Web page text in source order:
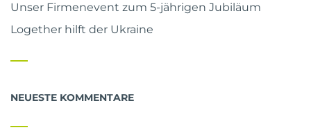
Unser Firmenevent zum 5-jährigen Jubiläum
Logether hilft der Ukraine
NEUESTE KOMMENTARE